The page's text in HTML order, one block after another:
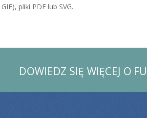
GIF), pliki PDF lub SVG.
DOWIEDZ SIĘ WIĘCEJ O